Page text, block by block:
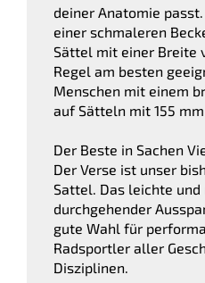
deiner Anatomie
einer schmaleren
Sättel mit einer Breite
Regel am besten
Menschen mit einem
auf Sätteln mit 155
Der Beste in Sachen
Der Verse ist unser
Sattel. Das leichte
durchgehender
gute Wahl für
Radsportler aller
Disziplinen.